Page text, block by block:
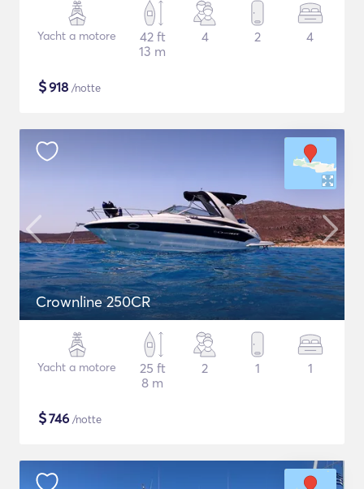
Yacht a motore
42 ft
13 m
4 2 4
$918 /notte
Crownline 250CR
Yacht a motore
25 ft
8 m
2 1 1
$746 /notte